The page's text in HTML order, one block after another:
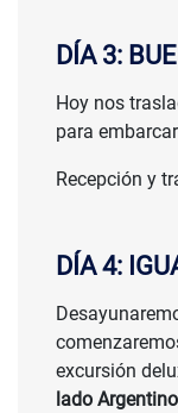
DÍA 3:
Hoy nos
para
Recepción y
DÍA 4:
excursión
lado Argentino